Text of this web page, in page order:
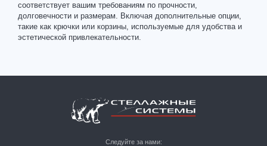
соответствует вашим требованиям по прочности,
долговечности и размерам. Включая дополнительные опции,
такие как крючки или корзины, используемые для удобства и
эстетической привлекательности.
Следуйте за нами: